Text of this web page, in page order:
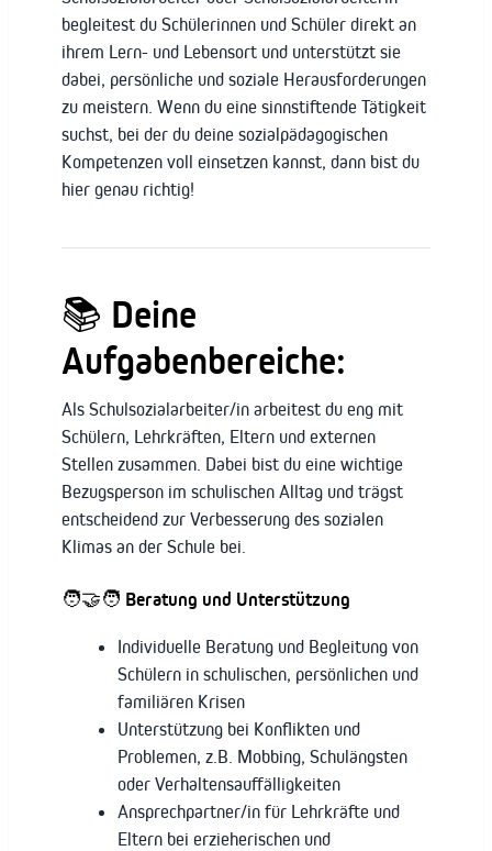
begleitest du Schülerinnen und Schüler direkt an
ihrem Lern- und Lebensort und unterstützt sie
dabei, persönliche und soziale Herausforderungen
zu meistern. Wenn du eine sinnstiftende Tätigkeit
suchst, bei der du deine sozialpädagogischen
Kompetenzen voll einsetzen kannst, dann bist du
hier genau richtig!
📚 Deine
Aufgabenbereiche:
Als Schulsozialarbeiter/in arbeitest du eng mit
Schülern, Lehrkräften, Eltern und externen
Stellen zusammen. Dabei bist du eine wichtige
Bezugsperson im schulischen Alltag und trägst
entscheidend zur Verbesserung des sozialen
Klimas an der Schule bei.
🧑‍🤝‍🧑 Beratung und Unterstützung
Individuelle Beratung und Begleitung von
Schülern in schulischen, persönlichen und
familiären Krisen
Unterstützung bei Konflikten und
Problemen, z.B. Mobbing, Schulängsten
oder Verhaltensauffälligkeiten
Ansprechpartner/in für Lehrkräfte und
Eltern bei erzieherischen und